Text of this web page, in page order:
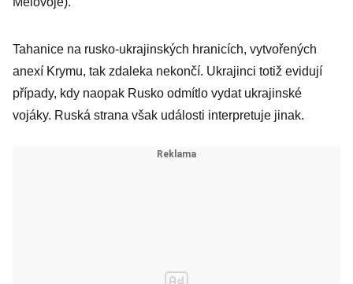
Tahanice na rusko-ukrajinských hranicích, vytvořených
anexí Krymu, tak zdaleka nekončí. Ukrajinci totiž evidují
případy, kdy naopak Rusko odmítlo vydat ukrajinské
vojáky. Ruská strana však události interpretuje jinak.